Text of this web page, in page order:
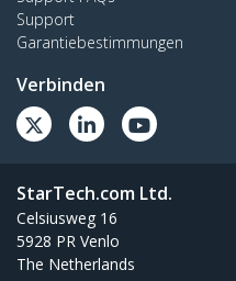
Support
Garantiebestimmungen
Verbinden
StarTech.com Ltd.
Celsiusweg 16
5928 PR Venlo
The Netherlands